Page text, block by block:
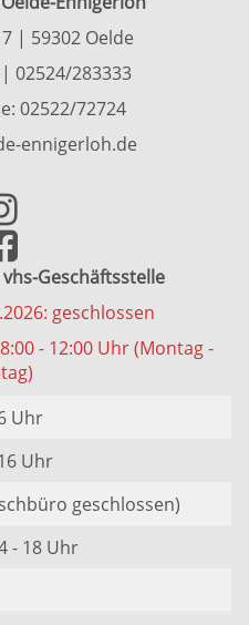
| 59302 Oelde
02524/283333
02522/72724
ennigerloh.de
Geschäftsstelle
geschlossen
- 12:00 Uhr (Montag -
Uhr
Uhr
geschlossen)
- 18 Uhr